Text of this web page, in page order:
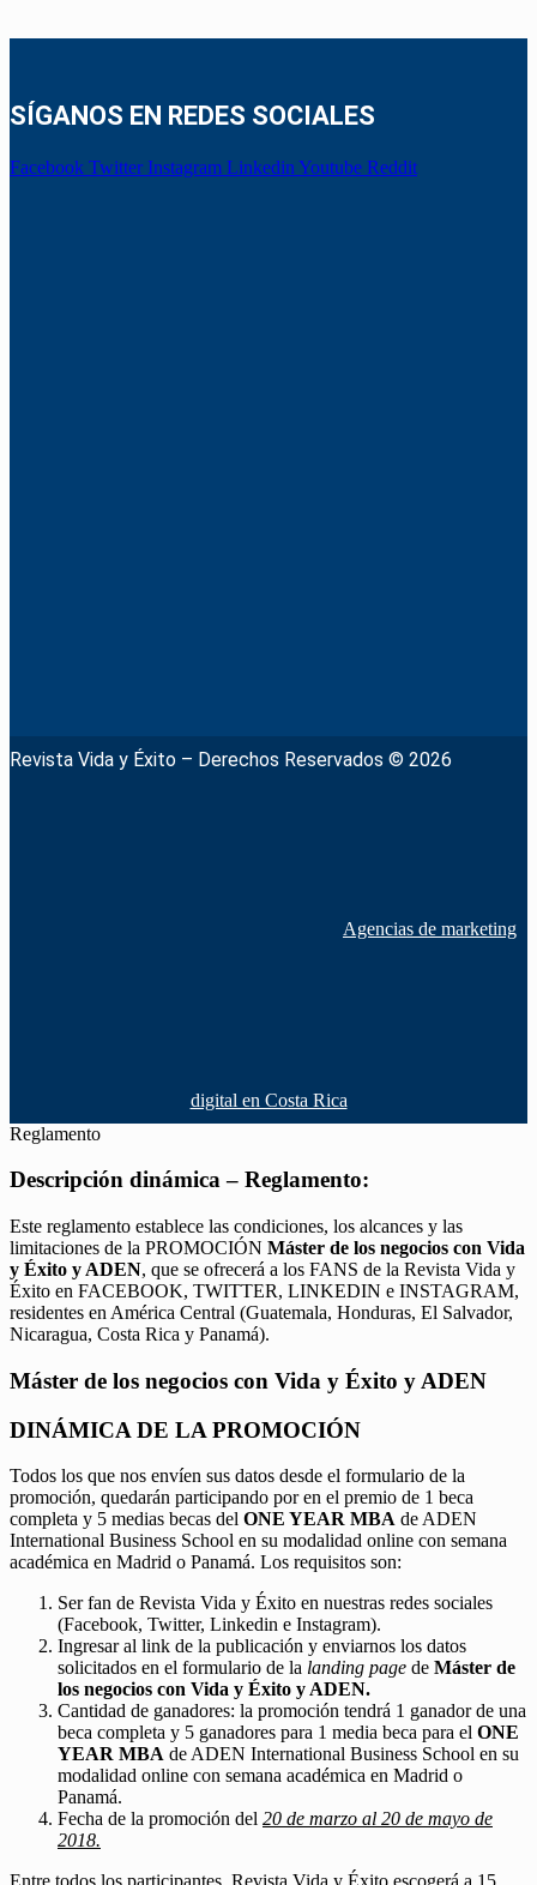
SÍGANOS EN REDES SOCIALES
Facebook Twitter Instagram Linkedin Youtube Reddit
Revista Vida y Éxito – Derechos Reservados © 2026
Agencias de marketing
digital en Costa Rica
Reglamento
Descripción dinámica – Reglamento:
Este reglamento establece las condiciones, los alcances y las
limitaciones de la PROMOCIÓN Máster de los negocios con Vida
y Éxito y ADEN, que se ofrecerá a los FANS de la Revista Vida y
Éxito en FACEBOOK, TWITTER, LINKEDIN e INSTAGRAM,
residentes en América Central (Guatemala, Honduras, El Salvador,
Nicaragua, Costa Rica y Panamá).
Máster de los negocios con Vida y Éxito y ADEN
DINÁMICA DE LA PROMOCIÓN
Todos los que nos envíen sus datos desde el formulario de la
promoción, quedarán participando por en el premio de 1 beca
completa y 5 medias becas del ONE YEAR MBA de ADEN
International Business School en su modalidad online con semana
académica en Madrid o Panamá. Los requisitos son:
Ser fan de Revista Vida y Éxito en nuestras redes sociales
(Facebook, Twitter, Linkedin e Instagram).
Ingresar al link de la publicación y enviarnos los datos
solicitados en el formulario de la landing page de Máster de
los negocios con Vida y Éxito y ADEN.
Cantidad de ganadores: la promoción tendrá 1 ganador de una
beca completa y 5 ganadores para 1 media beca para el ONE
YEAR MBA de ADEN International Business School en su
modalidad online con semana académica en Madrid o
Panamá.
Fecha de la promoción del 20 de marzo al 20 de mayo de
2018.